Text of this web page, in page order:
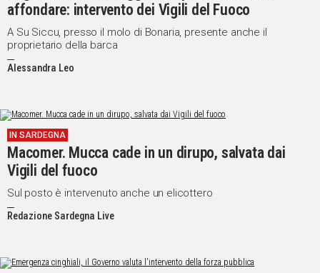
affondare: intervento dei Vigili del Fuoco
A Su Siccu, presso il molo di Bonaria, presente anche il
proprietario della barca
Alessandra Leo
IN SARDEGNA
Macomer. Mucca cade in un dirupo, salvata dai
Vigili del fuoco
Sul posto è intervenuto anche un elicottero
Redazione Sardegna Live